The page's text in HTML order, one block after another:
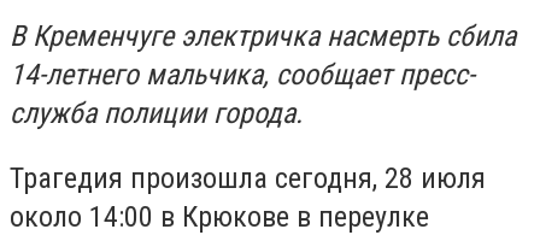
В Кременчуге электричка насмерть сбила
14-летнего мальчика, сообщает пресс-
служба полиции города.
Трагедия произошла сегодня, 28 июля
около 14:00 в Крюкове в переулке